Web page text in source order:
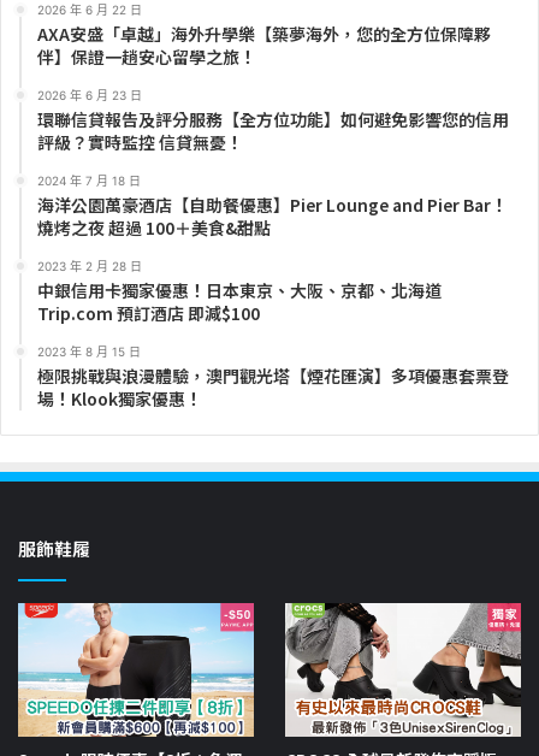
2026 年 6 月 22 日
AXA安盛「卓越」海外升學樂【築夢海外，您的全方位保障夥
伴】保證一趟安心留學之旅！
2026 年 6 月 23 日
環聯信貸報告及評分服務【全方位功能】如何避免影響您的信用
評級？實時監控 信貸無憂！
2024 年 7 月 18 日
海洋公園萬豪酒店【自助餐優惠】Pier Lounge and Pier Bar！
燒烤之夜 超過 100＋美食&甜點
2023 年 2 月 28 日
中銀信用卡獨家優惠！日本東京、大阪、京都、北海道
Trip.com 預訂酒店 即減$100
2023 年 8 月 15 日
極限挑戰與浪漫體驗，澳門觀光塔【煙花匯演】多項優惠套票登
場！Klook獨家優惠！
服飾鞋履